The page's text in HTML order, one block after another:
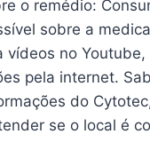
o remédio:
sobre a
vídeos no
pela internet.
do
se o local é